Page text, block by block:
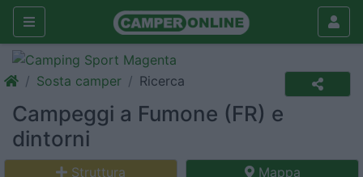
Sosta camper Ricerca
Campeggi a Fumone (FR) e
dintorni
Struttura Mappa